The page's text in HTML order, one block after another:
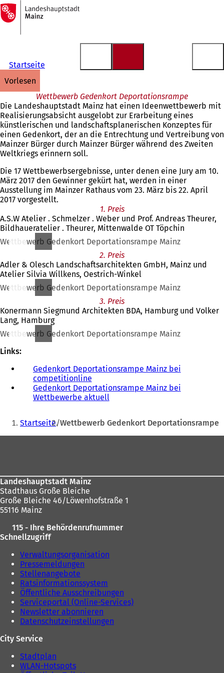
Inhalt anspringen
Zur
Startseite
Startseite
vorlesen
Wettbewerb Gedenkort Deportationsrampe
Die Landeshauptstadt Mainz hat einen Ideenwettbewerb mit
Realisierungsabsicht ausgelobt zur Erarbeitung eines
künstlerischen und landschaftsplanerischen Konzeptes für
einen Gedenkort, der an die Entrechtung und Vertreibung von
Mainzer Bürger durch Mainzer Bürger während des Zweiten
Weltkriegs erinnern soll.
Die 17 Wettbewerbsergebnisse, unter denen eine Jury am 10.
März 2017 den Gewinner gekürt hat, werden in einer
Ausstellung im Mainzer Rathaus vom 23. März bis 22. April
2017 vorgestellt.
1. Preis
A.S.W Atelier . Schmelzer . Weber und Prof. Andreas Theurer,
Bildhaueratelier . Theurer, Mittenwalde OT Töpchin
Wettbewerb Gedenkort Deportationsrampe Mainz
2. Preis
Adler & Olesch Landschaftsarchitekten GmbH, Mainz und
Atelier Silvia Willkens, Oestrich-Winkel
Wettbewerb Gedenkort Deportationsrampe Mainz
3. Preis
Konermann Siegmund Architekten BDA, Hamburg und Volker
Lang, Hamburg
Wettbewerb Gedenkort Deportationsrampe Mainz
Links:
Gedenkort Deportationsrampe Mainz bei
competitionline
Ö
f
e
t
i
m
u
n
T
b
)
Gedenkort Deportationsrampe Mainz bei
Wettbewerbe aktuell(
f
n
n
n
n
e
b
)
Sie
befinden
Startseite Wettbewerb Gedenkort Deportationsrampe
Landeshauptstadt Mainz
Stadthaus Große Bleiche
Große Bleiche 46/Löwenhofstraße 1
55116 Mainz
115 - Ihre Behördenrufnummer
Schnellzugriff
Verwaltungsorganisation
Pressemeldungen
Stellenangebote
Ratsinformationssystem
Öffentliche Ausschreibungen
Serviceportal (Online-Services)
Newsletter abonnieren
Datenschutzeinstellungen
City Service
Stadtplan
WLAN-Hotspots